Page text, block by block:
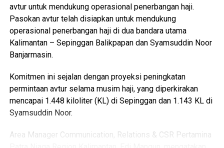
(Persero), PT Pertamina Patra Niaga berkomitmen untuk
menyalurkan energi kepada masyarakat secara optimal.
Informasi lebih lanjut dapat diakses melalui
https://pertaminapatraniaga.com atau Pertamina Call
Center (PCC) 135. [ad/rls]
Views: 591
Bagikan ke
WhatsApp
avtur untuk mendukung operasional penerbangan haji.
Pasokan avtur telah disiapkan untuk mendukung
operasional penerbangan haji di dua bandara utama
Kalimantan – Sepinggan Balikpapan dan Syamsuddin Noor
Banjarmasin.
Komitmen ini sejalan dengan proyeksi peningkatan
permintaan avtur selama musim haji, yang diperkirakan
mencapai 1.448 kiloliter (KL) di Sepinggan dan 1.143 KL di
Syamsuddin Noor.
Area Manager Communication, Relations & CSR Pertamina